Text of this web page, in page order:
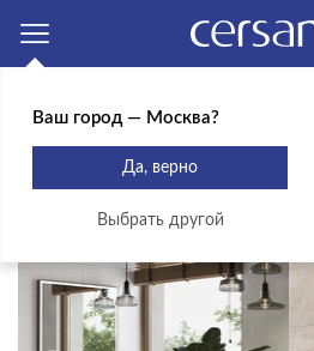
Главная Продукты
КОМПЛЕКТУЮЩИЕ
ИНСТАЛЛЯЦИЙ -
Ваш город — Москва?
Да, верно
Выбрать другой